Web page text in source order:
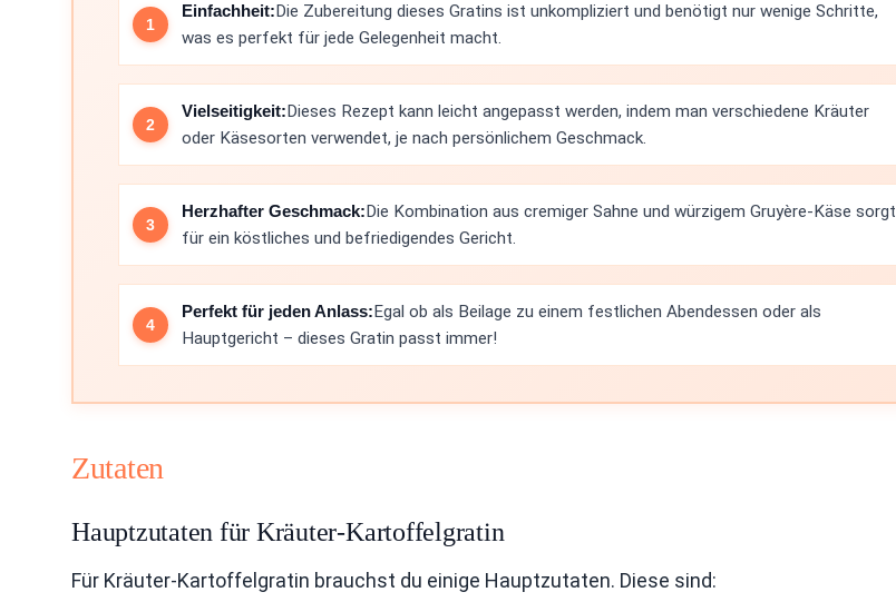
Einfachheit:Die Zubereitung dieses Gratins ist unkompliziert und benötigt nur wenige Schritte,
was es perfekt für jede Gelegenheit macht.
Vielseitigkeit:Dieses Rezept kann leicht angepasst werden, indem man verschiedene Kräuter
oder Käsesorten verwendet, je nach persönlichem Geschmack.
Herzhafter Geschmack:Die Kombination aus cremiger Sahne und würzigem Gruyère-Käse sorgt
für ein köstliches und befriedigendes Gericht.
Perfekt für jeden Anlass:Egal ob als Beilage zu einem festlichen Abendessen oder als
Hauptgericht – dieses Gratin passt immer!
Zutaten
Hauptzutaten für Kräuter-Kartoffelgratin
Für Kräuter-Kartoffelgratin brauchst du einige Hauptzutaten. Diese sind: